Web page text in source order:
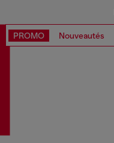
PROMO Nouveautés